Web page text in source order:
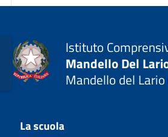
Istituto
Mandello Del
Mandello del Lario
La scuola